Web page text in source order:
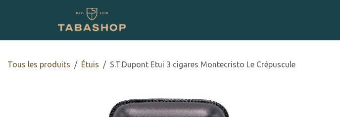
Tous les produits ​Étuis S.T.Dupont Etui 3 cigares Montecristo Le Crépuscule